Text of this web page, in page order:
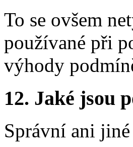
To se ovšem
používané při
výhody
12. Jaké jsou
Správní ani